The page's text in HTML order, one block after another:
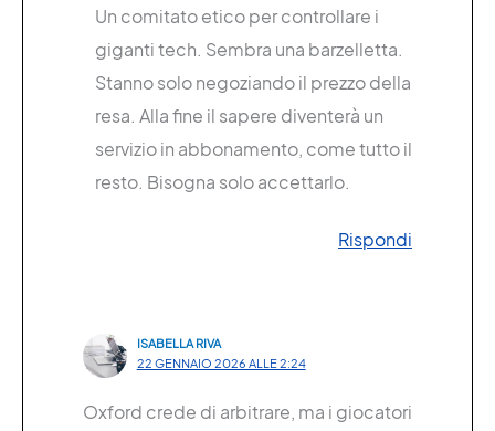
Un comitato etico per controllare i
giganti tech. Sembra una barzelletta.
Stanno solo negoziando il prezzo della
resa. Alla fine il sapere diventerà un
servizio in abbonamento, come tutto il
resto. Bisogna solo accettarlo.
Rispondi
ISABELLA RIVA
22 GENNAIO 2026 ALLE 2:24
Oxford crede di arbitrare, ma i giocatori